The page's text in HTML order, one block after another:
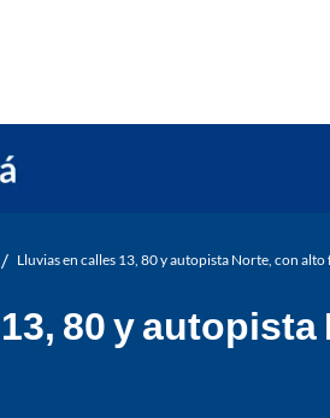
/ Lluvias en calles 13, 80 y autopista Norte, con
80 y